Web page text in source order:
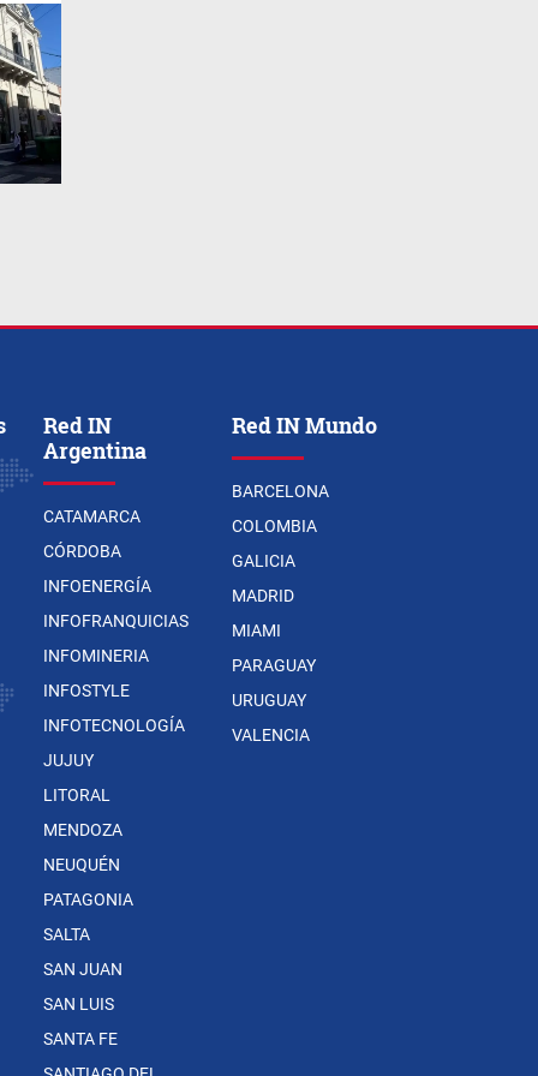
Red IN
Argentina
CATAMARCA
CÓRDOBA
INFOENERGÍA
INFOFRANQUICIAS
INFOMINERIA
INFOSTYLE
INFOTECNOLOGÍA
JUJUY
LITORAL
MENDOZA
NEUQUÉN
PATAGONIA
SALTA
SAN JUAN
SAN LUIS
SANTA FE
Red IN Mundo
BARCELONA
COLOMBIA
GALICIA
MADRID
MIAMI
PARAGUAY
URUGUAY
VALENCIA